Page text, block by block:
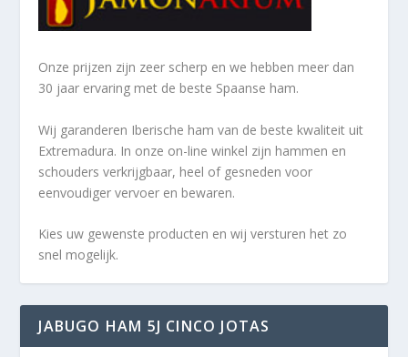
Onze prijzen zijn zeer scherp en we hebben meer dan
30 jaar ervaring met de beste Spaanse ham.
Wij garanderen Iberische ham van de beste kwaliteit uit
Extremadura. In onze on-line winkel zijn hammen en
schouders verkrijgbaar, heel of gesneden voor
eenvoudiger vervoer en bewaren.
Kies uw gewenste producten en wij versturen het zo
snel mogelijk.
JABUGO HAM 5J CINCO JOTAS